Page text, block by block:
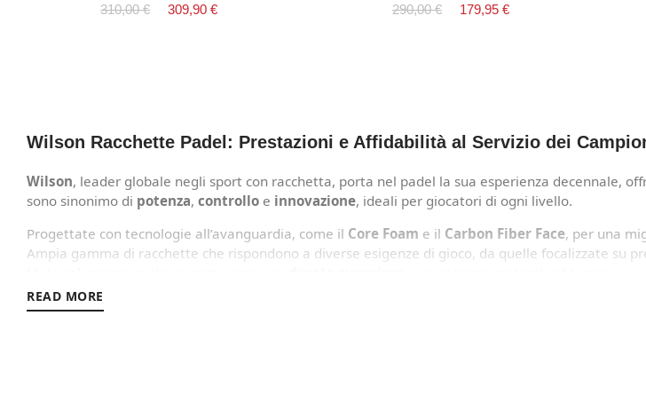
310,00 €
309,90 €
290,00 €
179,95 €
Wilson Racchette Padel: Prestazioni e Affidabilità al Servizio dei
Wilson, leader globale negli sport con racchetta, porta nel padel la sua esperienza decennale,
sono sinonimo di potenza, controllo e innovazione, ideali per giocatori di ogni livello.
Progettate con tecnologie all’avanguardia, come il Core Foam e il Carbon Fiber Face, per una
Ampia gamma di racchette che rispondono a diverse esigenze di gioco, da quelle focalizzate su
Design accattivante e moderno, con dettagli innovativi che riflettono l’esperienza e la qualità del
READ MORE